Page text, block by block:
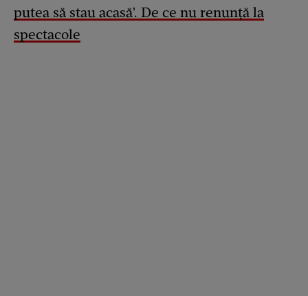
putea să stau acasă'. De ce nu renunță la
spectacole